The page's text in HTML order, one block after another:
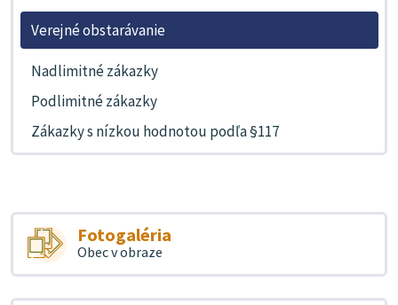
Verejné obstarávanie
Nadlimitné zákazky
Podlimitné zákazky
Zákazky s nízkou hodnotou podľa §117
Fotogaléria
Obec v obraze